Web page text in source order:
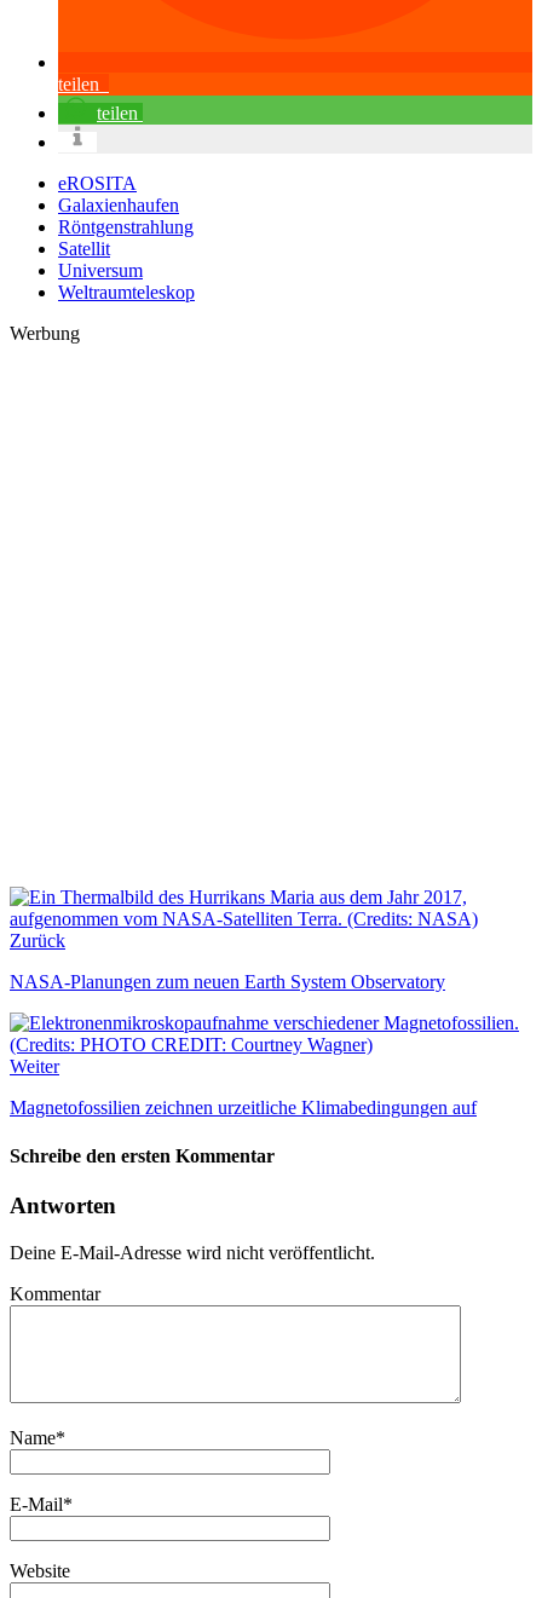
teilen
teilen
eROSITA
Galaxienhaufen
Röntgenstrahlung
Satellit
Universum
Weltraumteleskop
Werbung
Zurück
NASA-Planungen zum neuen Earth System Observatory
Weiter
Magnetofossilien zeichnen urzeitliche Klimabedingungen auf
Schreibe den ersten Kommentar
Antworten
Deine E-Mail-Adresse wird nicht veröffentlicht.
Kommentar
Name*
E-Mail*
Website